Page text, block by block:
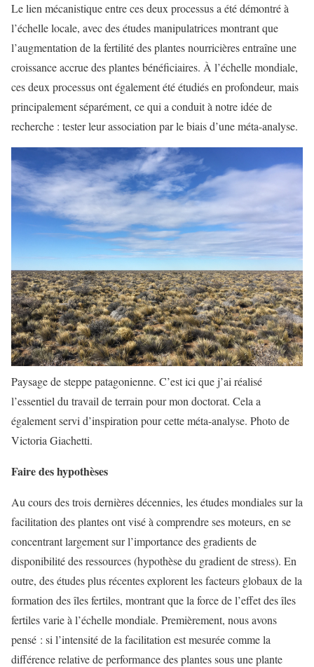
Le lien mécanistique entre ces deux processus a été démontré à
l’échelle locale, avec des études manipulatrices montrant que
l’augmentation de la fertilité des plantes nourricières entraîne une
croissance accrue des plantes bénéficiaires. À l’échelle mondiale,
ces deux processus ont également été étudiés en profondeur, mais
principalement séparément, ce qui a conduit à notre idée de
recherche : tester leur association par le biais d’une méta-analyse.
Paysage de steppe patagonienne. C’est ici que j’ai réalisé
l’essentiel du travail de terrain pour mon doctorat. Cela a
également servi d’inspiration pour cette méta-analyse. Photo de
Victoria Giachetti.
Faire des hypothèses
Au cours des trois dernières décennies, les études mondiales sur la
facilitation des plantes ont visé à comprendre ses moteurs, en se
concentrant largement sur l’importance des gradients de
disponibilité des ressources (hypothèse du gradient de stress). En
outre, des études plus récentes explorent les facteurs globaux de la
formation des îles fertiles, montrant que la force de l’effet des îles
fertiles varie à l’échelle mondiale. Premièrement, nous avons
pensé : si l’intensité de la facilitation est mesurée comme la
différence relative de performance des plantes sous une plante